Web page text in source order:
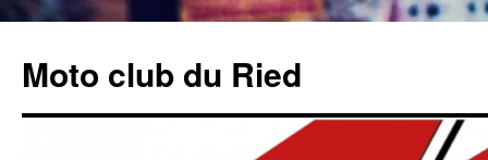
contenu
Moto club du Ried